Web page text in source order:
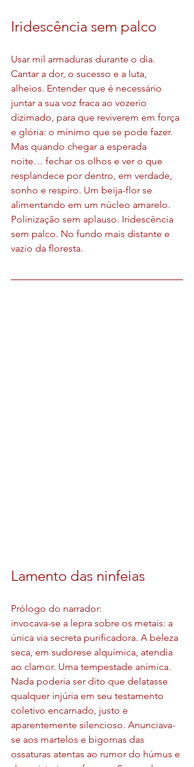
Iridescência sem palco
Usar mil armaduras durante o dia.
Cantar a dor, o sucesso e a luta,
alheios. Entender que é necessário
juntar a sua voz fraca ao vozerio
dizimado, para que reviverem em força
e glória: o mínimo que se pode fazer.
Mas quando chegar a esperada
noite… fechar os olhos e ver o que
resplandece por dentro, em verdade,
sonho e respiro. Um beija-flor se
alimentando em um núcleo amarelo.
Polinização sem aplauso. Iridescência
sem palco. No fundo mais distante e
vazio da floresta.
Lamento das ninfeias
Prólogo do narrador:
invocava-se a lepra sobre os metais: a
única via secreta purificadora. A beleza
seca, em sudorese alquímica, atendia
ao clamor. Uma tempestade anímica.
Nada poderia ser dito que delatasse
qualquer injúria em seu testamento
coletivo encarnado, justo e
aparentemente silencioso. Anunciava-
se aos martelos e bigornas das
ossaturas atentas ao rumor do húmus e